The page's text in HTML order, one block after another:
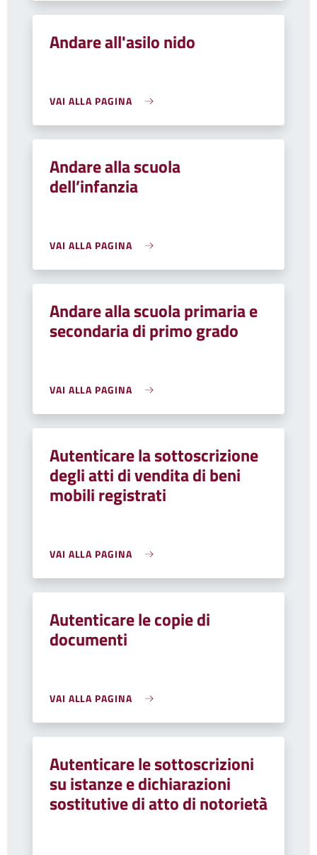
Andare all'asilo nido
VAI ALLA PAGINA
Andare alla scuola
dell’infanzia
VAI ALLA PAGINA
Andare alla scuola primaria e
secondaria di primo grado
VAI ALLA PAGINA
Autenticare la sottoscrizione
degli atti di vendita di beni
mobili registrati
VAI ALLA PAGINA
Autenticare le copie di
documenti
VAI ALLA PAGINA
Autenticare le sottoscrizioni
su istanze e dichiarazioni
sostitutive di atto di notorietà